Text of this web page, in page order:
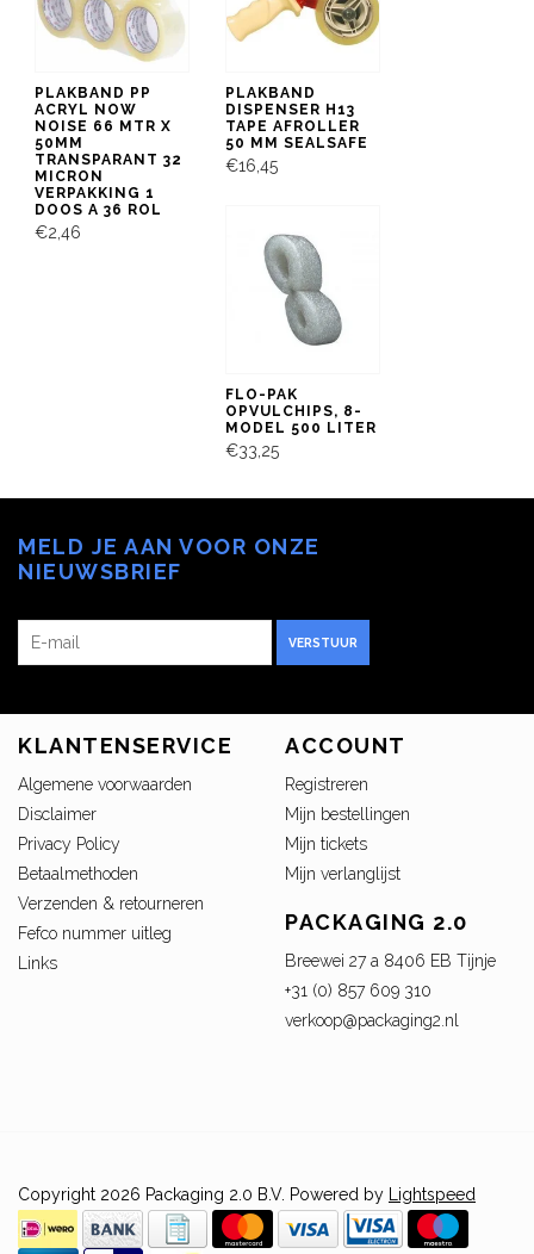
PLAKBAND PP
ACRYL NOW
NOISE 66 MTR X
50MM
TRANSPARANT 32
MICRON
VERPAKKING 1
DOOS A 36 ROL
€2,46
PLAKBAND
DISPENSER H13
TAPE AFROLLER
50 MM SEALSAFE
€16,45
FLO-PAK
OPVULCHIPS, 8-
MODEL 500 LITER
€33,25
MELD JE AAN VOOR ONZE
NIEUWSBRIEF
VERSTUUR
KLANTENSERVICE
Algemene voorwaarden
Disclaimer
Privacy Policy
Betaalmethoden
Verzenden & retourneren
Fefco nummer uitleg
Links
ACCOUNT
Registreren
Mijn bestellingen
Mijn tickets
Mijn verlanglijst
PACKAGING 2.0
Breewei 27 a 8406 EB Tijnje
+31 (0) 857 609 310
verkoop@packaging2.nl
Copyright 2026 Packaging 2.0 B.V. Powered by Lightspeed